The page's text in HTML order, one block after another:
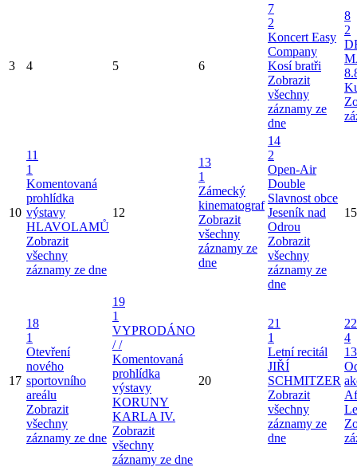
3 4 5 6
7
2
Koncert Easy
Company
Kosí bratři
Zobrazit
všechny
záznamy ze
dne
8
2
10
11
1
Komentovaná
prohlídka
výstavy
HLAVOLAMŮ
Zobrazit
všechny
záznamy ze dne
12
13
1
Zámecký
kinematograf
Zobrazit
všechny
záznamy ze
dne
14
2
Open-Air
Double
Slavnost obce
Jeseník nad
Odrou
Zobrazit
všechny
záznamy ze
dne
15
17
18
1
Otevření
nového
sportovního
areálu
Zobrazit
všechny
záznamy ze dne
19
1
VYPRODÁNO
/ /
Komentovaná
prohlídka
výstavy
KORUNY
KARLA IV.
Zobrazit
všechny
záznamy ze dne
20
21
1
Letní recitál
JIŘÍ
SCHMITZER
Zobrazit
všechny
záznamy ze
dne
22
4